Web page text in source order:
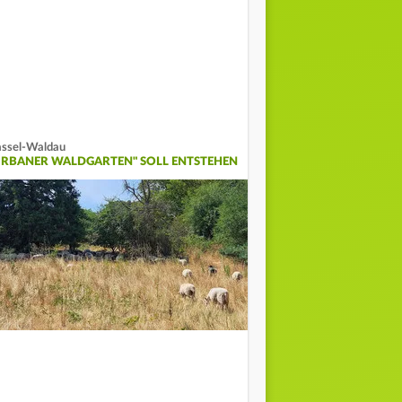
Waldau
WALDGARTEN" SOLL ENTSTEHEN